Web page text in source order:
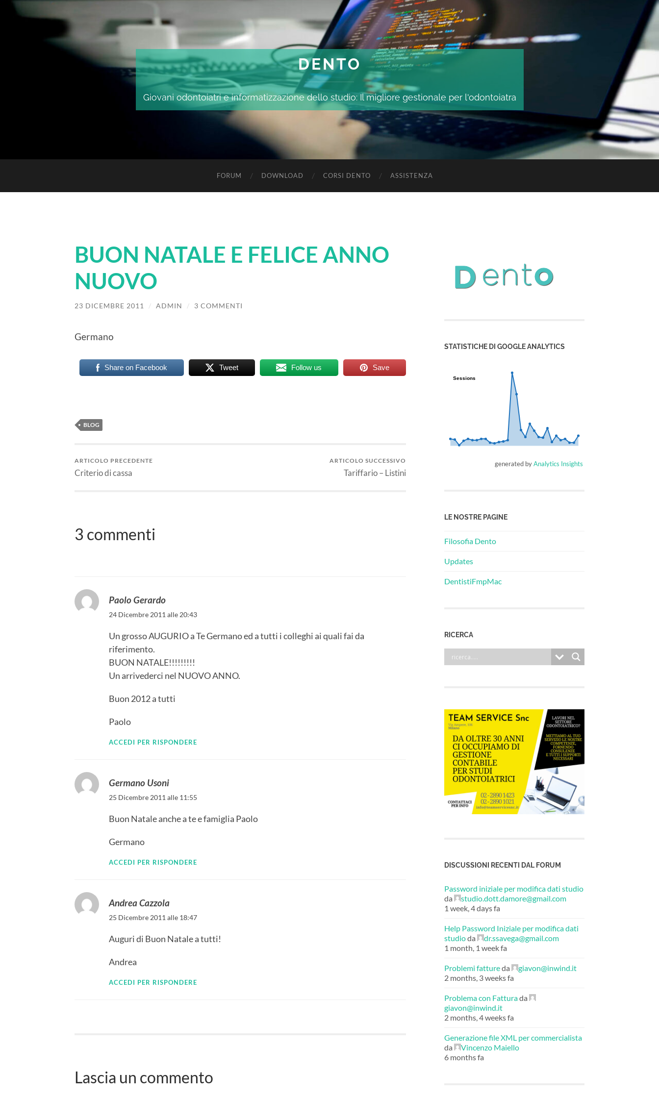
DENTO
Giovani odontoiatri e informatizzazione dello studio: Il migliore gestionale per l'odontoiatra
FORUM DOWNLOAD CORSI DENTO ASSISTENZA
BUON NATALE E FELICE ANNO
NUOVO
23 DICEMBRE 2011 / ADMIN / 3 COMMENTI
Germano
Share on Facebook Tweet Follow us Save
BLOG
ARTICOLO PRECEDENTE
Criterio di cassa
ARTICOLO SUCCESSIVO
Tariffario – Listini
3 commenti
Paolo Gerardo
24 Dicembre 2011 alle 20:43
Un grosso AUGURIO a Te Germano ed a tutti i colleghi ai quali fai da
riferimento.
BUON NATALE!!!!!!!!!
Un arrivederci nel NUOVO ANNO.
Buon 2012 a tutti
Paolo
ACCEDI PER RISPONDERE
Germano Usoni
25 Dicembre 2011 alle 11:55
Buon Natale anche a te e famiglia Paolo
Germano
ACCEDI PER RISPONDERE
Andrea Cazzola
25 Dicembre 2011 alle 18:47
Auguri di Buon Natale a tutti!
Andrea
ACCEDI PER RISPONDERE
Lascia un commento
STATISTICHE DI GOOGLE ANALYTICS
Sessions
Sessions
generated byAnalytics Insights
LE NOSTRE PAGINE
Filosofia Dento
Updates
DentistiFmpMac
RICERCA
DISCUSSIONI RECENTI DAL FORUM
Password iniziale per modifica dati studio
da
studio.dott.damore@gmail.com
1 week, 4 days fa
Help Password Iniziale per modifica dati
studioda
dr.ssavega@gmail.com
1 month, 1 week fa
Problemi fattureda
giavon@inwind.it
2 months, 3 weeks fa
Problema con Fatturada
giavon@inwind.it
2 months, 4 weeks fa
Generazione file XML per commercialista
da
Vincenzo Maiello
6 months fa